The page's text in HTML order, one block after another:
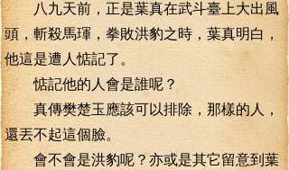
八九天前，正是葉真在武斗臺上大出風
頭，斬殺馬琿，拳敗洪豹之時，葉真明白，
他這是遭人惦記了。
惦記他的人會是誰呢？
真傳樊楚玉應該可以排除，那樣的人，
還丟不起這個臉。
會不會是洪豹呢？亦或是其它留意到葉